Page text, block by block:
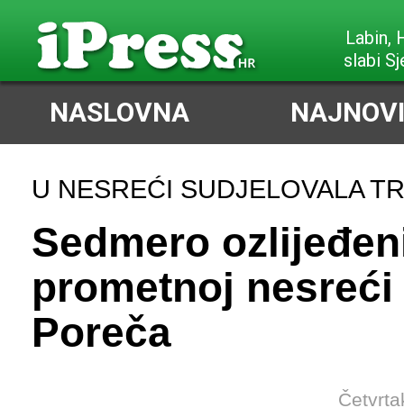
Labin,
slabi
NASLOVNA
U NESREĆI SUDJELOVALA
Sedmero
prometnoj
Poreča